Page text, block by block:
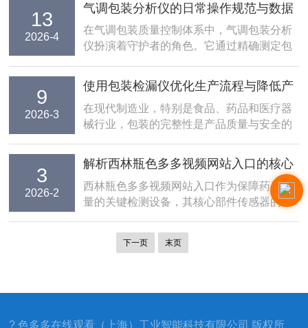
或荧光猝灭传感器工作原理，详细说明校准
气体的正确使用方法、采样针头的穿刺技巧
以及日常维护中的防污染措施，确保检测...
13
2026-4
气调包装分析仪的日常操作规范与数据
记录
在气调包装质量控制体系中，气调包装分析
仪扮演着守护者的角色。它通过精确测定包
浓度，为判定包装是否合格提供直接依据。
然而，再精密的仪器，如果操作不规范且数
据记录流于形式，其价值将大打折扣。建立
并执行一套严...
9
2026-3
使用包装检漏仪优化生产流程与降低产
品报废率
在现代制造业，特别是食品、药品和医疗器
械行业，包装的完整性是产品质量与安全的
质、失效，甚至引发严重的质量安全事故，
造成高昂的产品召回和品牌声誉损失。因
此，包装检漏已从一个较终的质量检查环
节，上升为贯穿生产...
3
2026-2
解析西林瓶色多多视频网站入口的核心
部件：传感器寿命与更换周期
西林瓶色多多视频网站入口作为保障药品质
量的关键检测设备，其核心部件传感器的性
了解传感器的寿命特征和更换周期，对于制
定科学的设备维护计划、确保检测数据有效
下一页 末页
? 色多多在线观看（上海）工业智能科技有限公司 版权所